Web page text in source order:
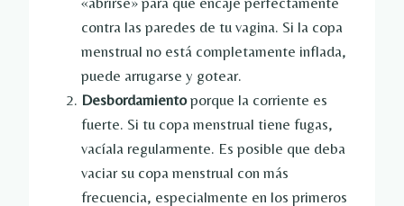
contra las paredes de tu vagina. Si la copa
menstrual no está completamente inflada,
puede arrugarse y gotear.
Desbordamientoporque la corriente es
fuerte. Si tu copa menstrual tiene fugas,
vacíala regularmente. Es posible que deba
vaciar su copa menstrual con más
frecuencia, especialmente en los primeros